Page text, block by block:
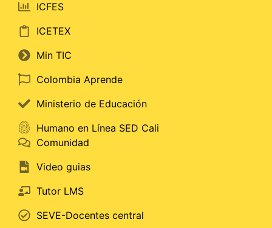
ICFES
ICETEX
Min TIC
Colombia Aprende
Ministerio de Educación
Humano en Línea SED Cali
Comunidad
Video guias
Tutor LMS
SEVE-Docentes central